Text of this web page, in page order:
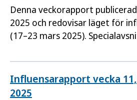
Denna veckorapport
2025 och redovisar läget för
(17–23 mars 2025).
avlidna under säsongen.
Influensarapport vecka
2025